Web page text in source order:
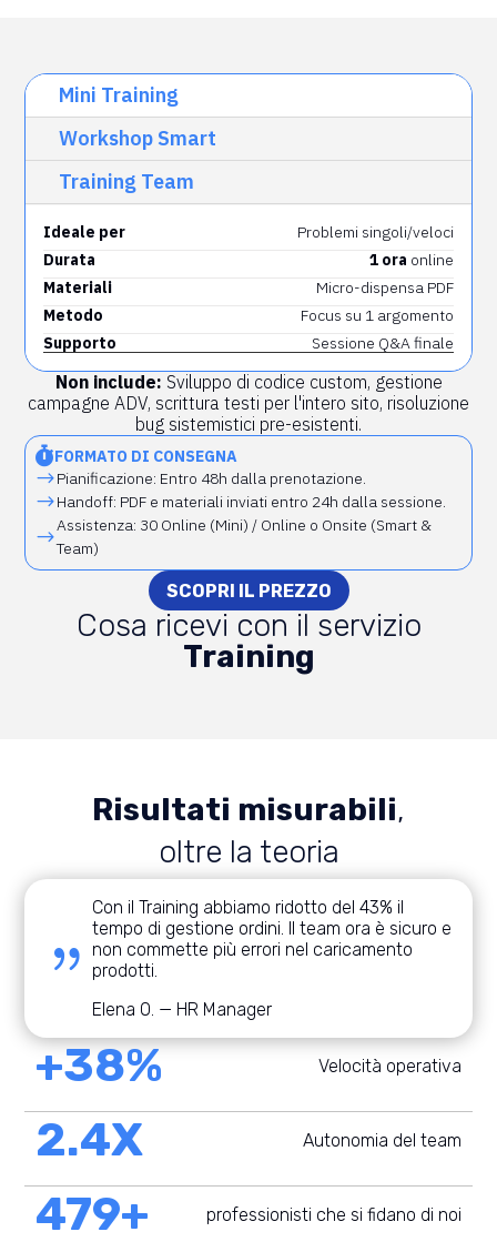
Cosa ricevi con il servizio
Training
Mini Training
Workshop Smart
Training Team
Ideale per
Problemi singoli/veloci
Durata
1 ora online
Materiali
Micro-dispensa PDF
Metodo
Focus su 1 argomento
Supporto
Sessione Q&A finale
Non include: Sviluppo di codice custom, gestione
campagne ADV, scrittura testi per l'intero sito, risoluzione
bug sistemistici pre-esistenti.
FORMATO DI CONSEGNA
$Pianificazione: Entro 48h dalla prenotazione.
$Handoff: PDF e materiali inviati entro 24h dalla sessione.
$
Assistenza: 30 Online (Mini) / Online o Onsite (Smart &
Team)
SCOPRI IL PREZZO
Risultati misurabili,
oltre la teoria
{
Con il Training abbiamo ridotto del 43% il
tempo di gestione ordini. Il team ora è sicuro e
non commette più errori nel caricamento
prodotti.
Elena O. — HR Manager
+38% Velocità operativa
2.4X Autonomia del team
479+ professionisti che si fidano di noi